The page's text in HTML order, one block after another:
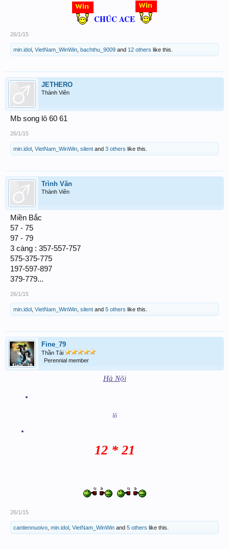
CHÚC ACE
26/1/15
min.idol VietNam_WinWin bachthu_9009 and 12 others like this.
JETHERO
Thành Viên
Mb song lô 60 61
26/1/15
min.idol VietNam_WinWin silent and 3 others like this.
Trình Văn
Thành Viên
Miền Bắc
57 - 75
97 - 79
3 càng : 357-557-757
575-375-775
197-597-897
379-779...
26/1/15
min.idol VietNam_WinWin silent and 5 others like this.
Fine_79
Thần Tài
Perennial member
Hà Nội
lô
12 * 21
26/1/15
cantiennuoivo min.idol VietNam_WinWin and 5 others like this.